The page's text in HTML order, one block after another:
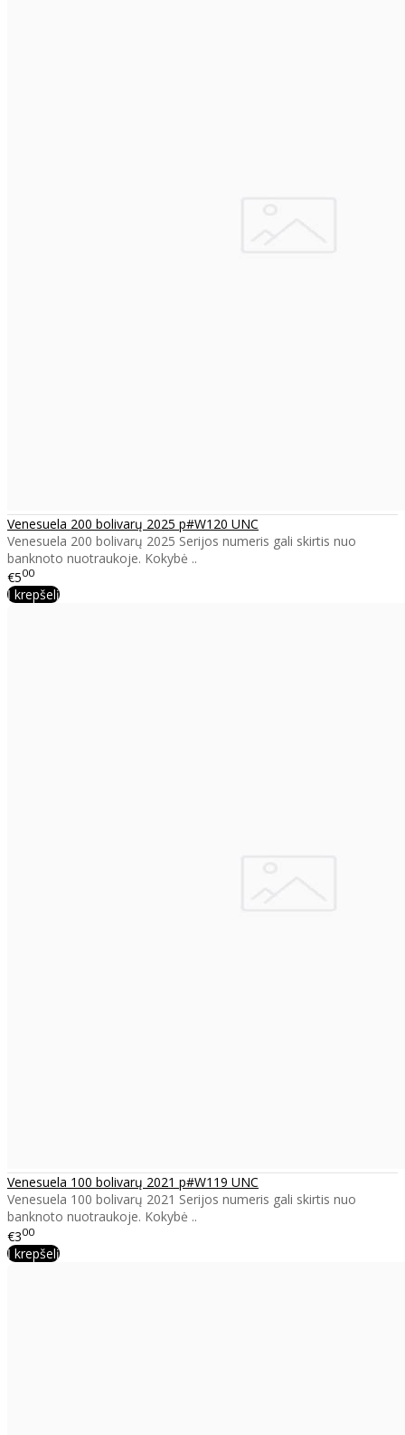
Venesuela 200 bolivarų 2025 p#W120 UNC
Venesuela 200 bolivarų 2025 Serijos numeris gali skirtis nuo
banknoto nuotraukoje. Kokybė ..
€500
Į krepšelį
Venesuela 100 bolivarų 2021 p#W119 UNC
Venesuela 100 bolivarų 2021 Serijos numeris gali skirtis nuo
banknoto nuotraukoje. Kokybė ..
€300
Į krepšelį